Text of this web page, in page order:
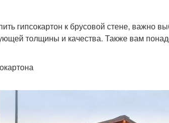
гипсокартон к брусовой стене, важно
толщины и качества. Также вам